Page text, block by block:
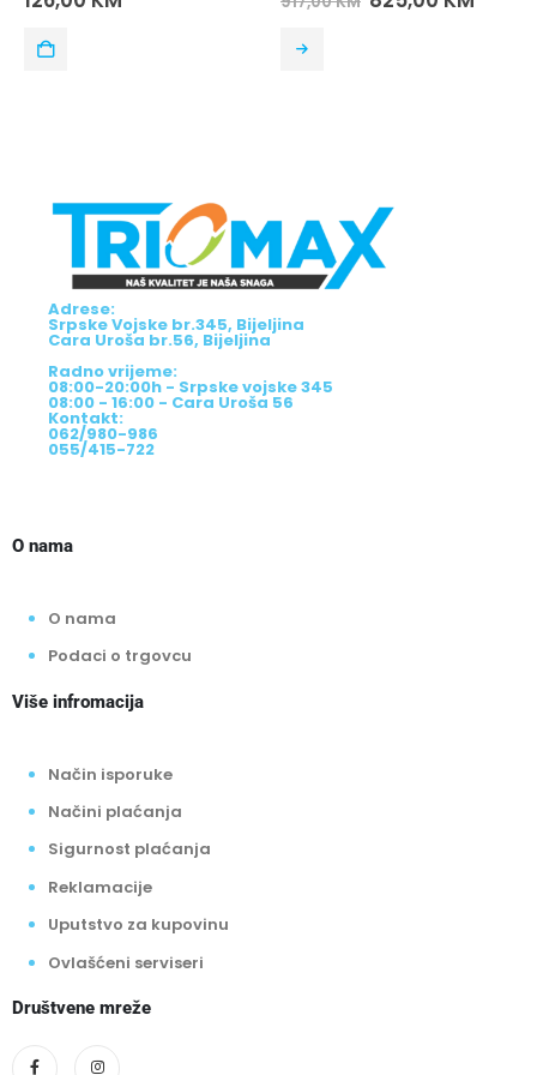
Adrese:
Srpske Vojske br.345, Bijeljina
Cara Uroša br.56, Bijeljina
Radno vrijeme:
08:00-20:00h - Srpske vojske 345
08:00 - 16:00 - Cara Uroša 56
Kontakt:
062/980-986
055/415-722
O nama
O nama
Podaci o trgovcu
Više infromacija
Način isporuke
Načini plaćanja
Sigurnost plaćanja
Reklamacije
Uputstvo za kupovinu
Ovlašćeni serviseri
Društvene mreže